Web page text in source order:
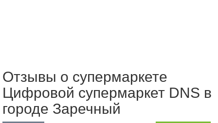
Отзывы о супермаркете
Цифровой супермаркет DNS в
городе Заречный